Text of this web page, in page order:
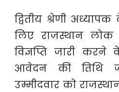
द्वितीय श्रेणी
लिए राजस्थान लोक
विज्ञप्ति जारी
आवेदन की तिथि
उम्मीदवार को